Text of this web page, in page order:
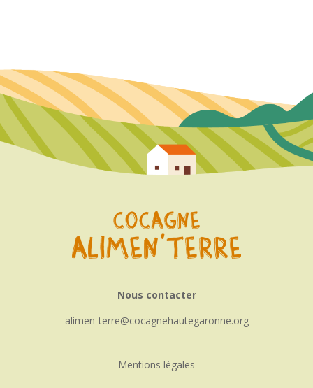
Nous contacter
alimen-terre
cocagnehautegaronne.org
Mentions légales